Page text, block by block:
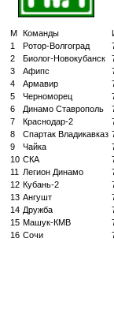
М Команды
1
Ротор-Волгоград
2
Биолог-Новокубанск
3
Афипс
4
Армавир
5
Черноморец
6
Динамо Ставрополь
7
Краснодар-2
8
Спартак Владикавказ
9
Чайка
10 СКА
11
Легион Динамо
12 Кубань-2
13 Ангушт
14 Дружба
15 Машук-КМВ
16 Сочи